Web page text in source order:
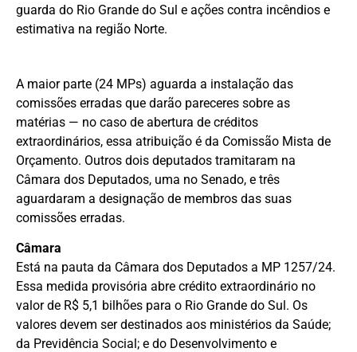
guarda do Rio Grande do Sul e ações contra incêndios e
estimativa na região Norte.
A maior parte (24 MPs) aguarda a instalação das
comissões erradas que darão pareceres sobre as
matérias — no caso de abertura de créditos
extraordinários, essa atribuição é da Comissão Mista de
Orçamento. Outros dois deputados tramitaram na
Câmara dos Deputados, uma no Senado, e três
aguardaram a designação de membros das suas
comissões erradas.
Câmara
Está na pauta da Câmara dos Deputados a MP 1257/24.
Essa medida provisória abre crédito extraordinário no
valor de R$ 5,1 bilhões para o Rio Grande do Sul. Os
valores devem ser destinados aos ministérios da Saúde;
da Previdência Social; e do Desenvolvimento e